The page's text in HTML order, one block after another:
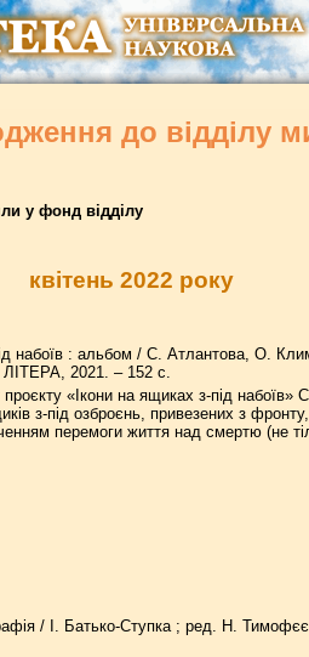
до відділу
у фонд відділу
квітень 2022 року
набоїв : альбом / С. Атлантова, О.
ЛІТЕРА, 2021. – 152 с.
«Ікони на ящиках з-під набоїв»
з-під озброєнь, привезених з
перемоги життя над смертю (не
/ І. Батько-Ступка ; ред. Н.